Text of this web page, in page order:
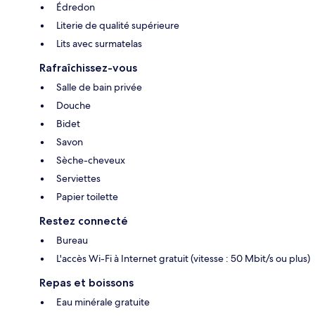
Édredon
Literie de qualité supérieure
Lits avec surmatelas
Rafraîchissez-vous
Salle de bain privée
Douche
Bidet
Savon
Sèche-cheveux
Serviettes
Papier toilette
Restez connecté
Bureau
L'accès Wi-Fi à Internet gratuit (vitesse : 50 Mbit/s ou plus)
Repas et boissons
Eau minérale gratuite